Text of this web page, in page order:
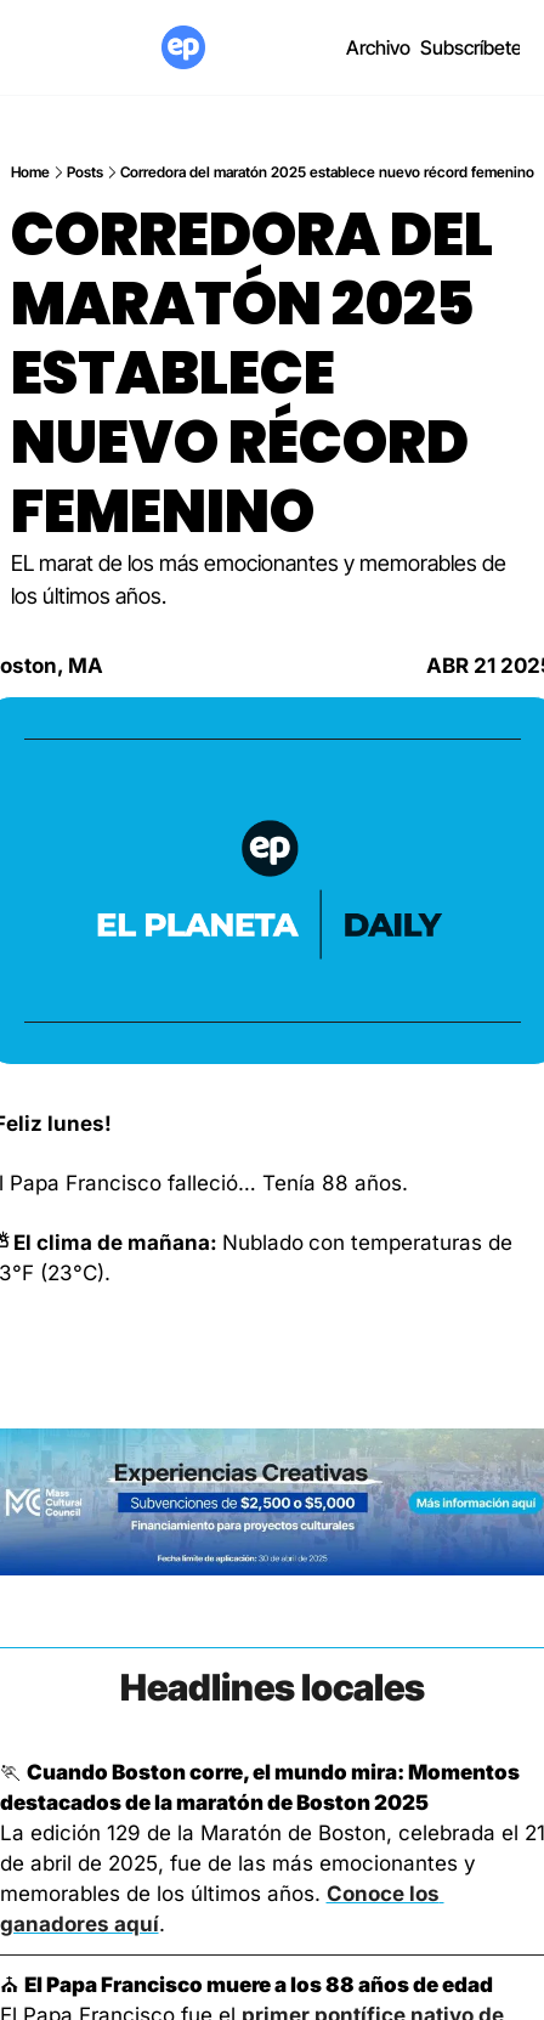
Archivo Subscríbete
Home Posts Corredora del maratón 2025 establece nuevo récord femenino
CORREDORA DEL
MARATÓN 2025
ESTABLECE
NUEVO RÉCORD
FEMENINO
EL marat de los más emocionantes y memorables de
los últimos años.
MA ABR 21
lunes!
Papa Francisco falleció… Tenía 88 años.
El clima de mañana: Nublado con temperaturas de
(23°C).
Headlines locales
🏃 Cuando Boston corre, el mundo mira: Momentos
destacados de la maratón de Boston 2025
La edición 129 de la Maratón de Boston, celebrada el 21
de abril de 2025, fue de las más emocionantes y
memorables de los últimos años. Conoce los
ganadores aquí.
⛪ El Papa Francisco muere a los 88 años de edad